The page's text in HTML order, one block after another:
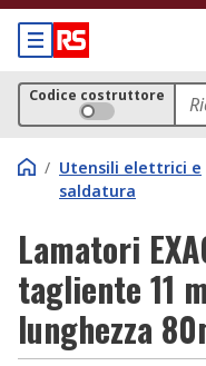
Codice costruttore
/ Utensili elettrici e
saldatura
Lamatori
tagliente 11
lunghezza